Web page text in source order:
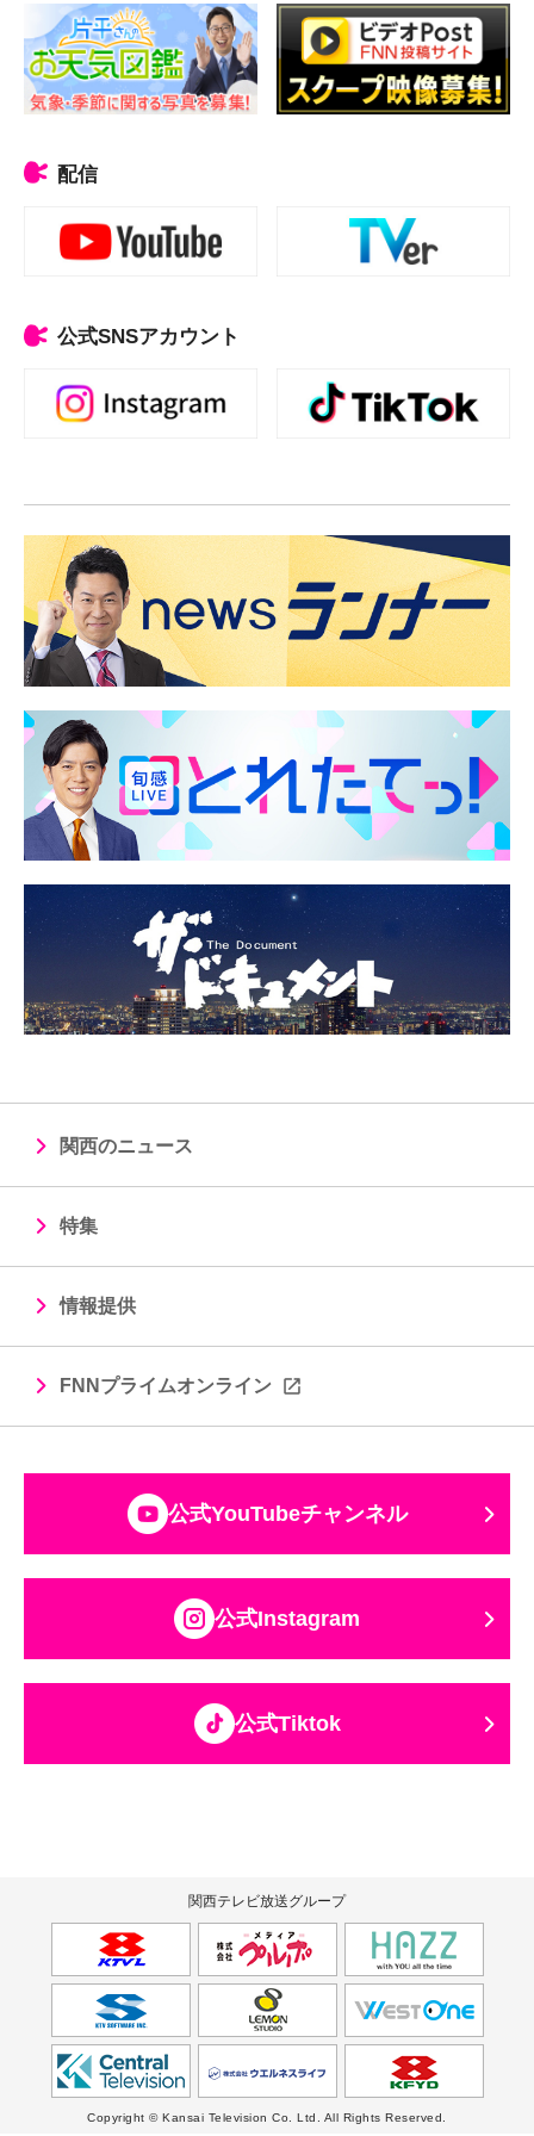
配信
公式SNSアカウント
関西のニュース
特集
情報提供
FNNプライムオンライン
公式YouTubeチャンネル
公式Instagram
公式Tiktok
関西テレビ放送グループ
Copyright © Kansai Television Co. Ltd. All Rights Reserved.